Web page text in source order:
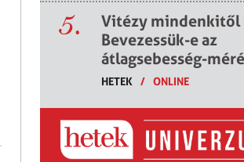
5.
Vitézy mindenkitől
Bevezessük-e az
átlagsebesség-
HETEK / ONLINE